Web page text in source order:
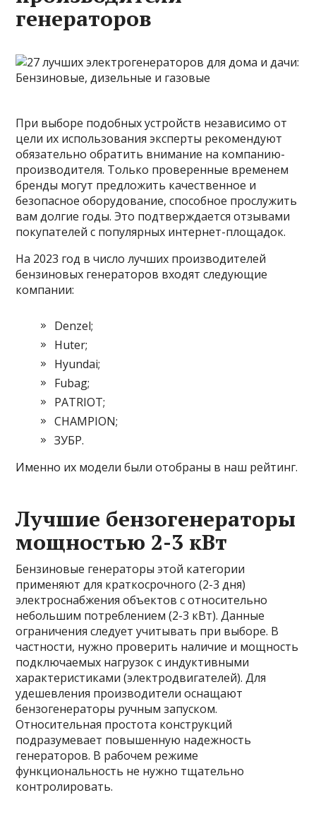
генераторов
При выборе подобных устройств независимо от
цели их использования эксперты рекомендуют
обязательно обратить внимание на компанию-
производителя. Только проверенные временем
бренды могут предложить качественное и
безопасное оборудование, способное прослужить
вам долгие годы. Это подтверждается отзывами
покупателей с популярных интернет-площадок.
На 2023 год в число лучших производителей
бензиновых генераторов входят следующие
компании:
Denzel;
Huter;
Hyundai;
Fubag;
PATRIOT;
CHAMPION;
ЗУБР.
Именно их модели были отобраны в наш рейтинг.
Лучшие бензогенераторы
мощностью 2-3 кВт
Бензиновые генераторы этой категории
применяют для краткосрочного (2-3 дня)
электроснабжения объектов с относительно
небольшим потреблением (2-3 кВт). Данные
ограничения следует учитывать при выборе. В
частности, нужно проверить наличие и мощность
подключаемых нагрузок с индуктивными
характеристиками (электродвигателей). Для
удешевления производители оснащают
бензогенераторы ручным запуском.
Относительная простота конструкций
подразумевает повышенную надежность
генераторов. В рабочем режиме
функциональность не нужно тщательно
контролировать.